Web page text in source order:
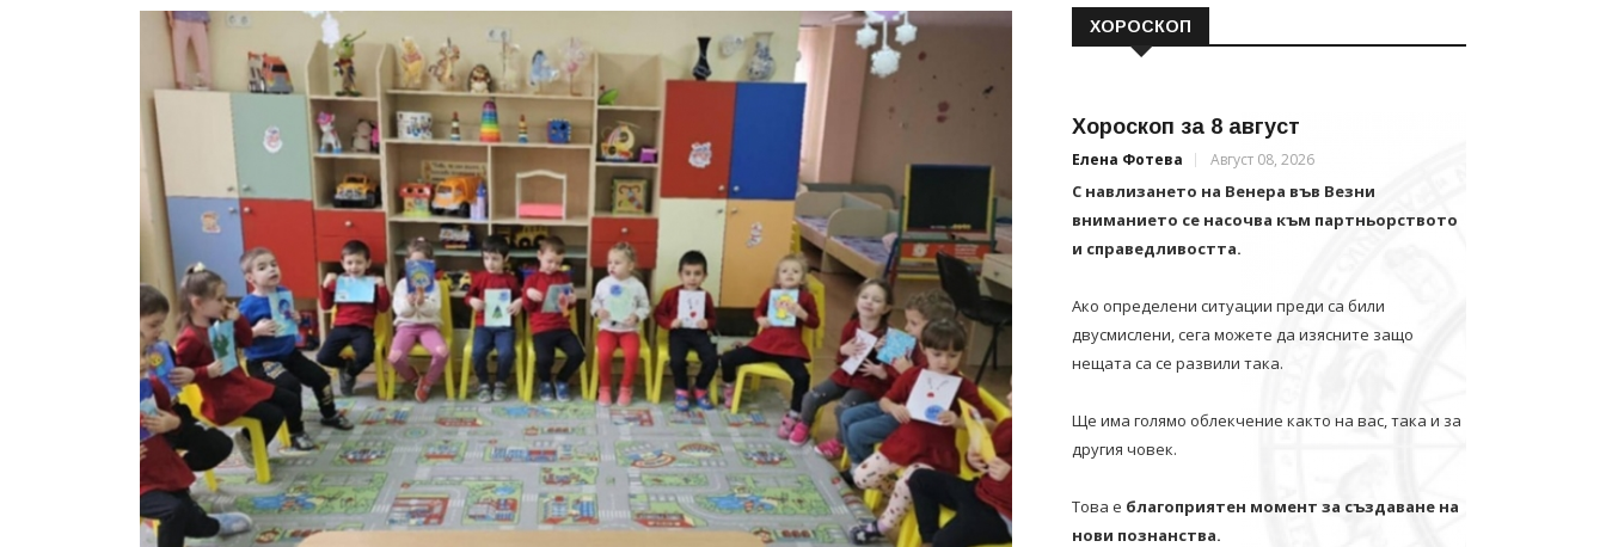
ХОРОСКОП
Хороскоп за 8 август
Елена Фотева Август 08, 2026
С навлизането на Венера във Везни
вниманието се насочва към партньорството
и справедливостта.
Ако определени ситуации преди са били
двусмислени, сега можете да изясните защо
нещата са се развили така.
Ще има голямо облекчение както на вас, така и за
другия човек.
Това е благоприятен момент за създаване на
нови познанства.